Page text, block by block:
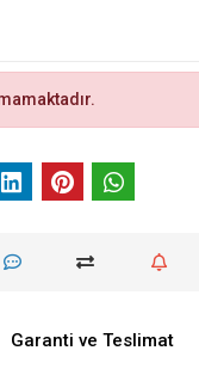
Garanti ve Teslimat